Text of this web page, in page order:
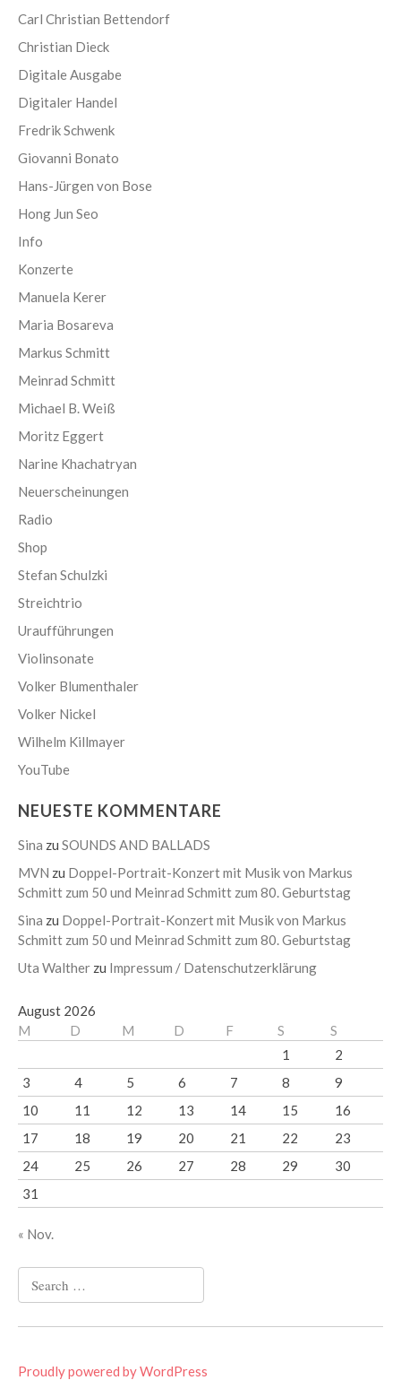
Carl Christian Bettendorf
Christian Dieck
Digitale Ausgabe
Digitaler Handel
Fredrik Schwenk
Giovanni Bonato
Hans-Jürgen von Bose
Hong Jun Seo
Info
Konzerte
Manuela Kerer
Maria Bosareva
Markus Schmitt
Meinrad Schmitt
Michael B. Weiß
Moritz Eggert
Narine Khachatryan
Neuerscheinungen
Radio
Shop
Stefan Schulzki
Streichtrio
Uraufführungen
Violinsonate
Volker Blumenthaler
Volker Nickel
Wilhelm Killmayer
YouTube
NEUESTE KOMMENTARE
Sina zu SOUNDS AND BALLADS
MVN zu Doppel-Portrait-Konzert mit Musik von Markus
Schmitt zum 50 und Meinrad Schmitt zum 80. Geburtstag
Sina zu Doppel-Portrait-Konzert mit Musik von Markus
Schmitt zum 50 und Meinrad Schmitt zum 80. Geburtstag
Uta Walther zu Impressum / Datenschutzerklärung
August 2026
M
D M D F S
S
1
2
3
4 5 6 7 8
9
10
11 12 13 14 15
16
17
18 19 20 21 22
23
24
25 26 27 28 29
30
31
« Nov.
for:
Proudly powered by WordPress